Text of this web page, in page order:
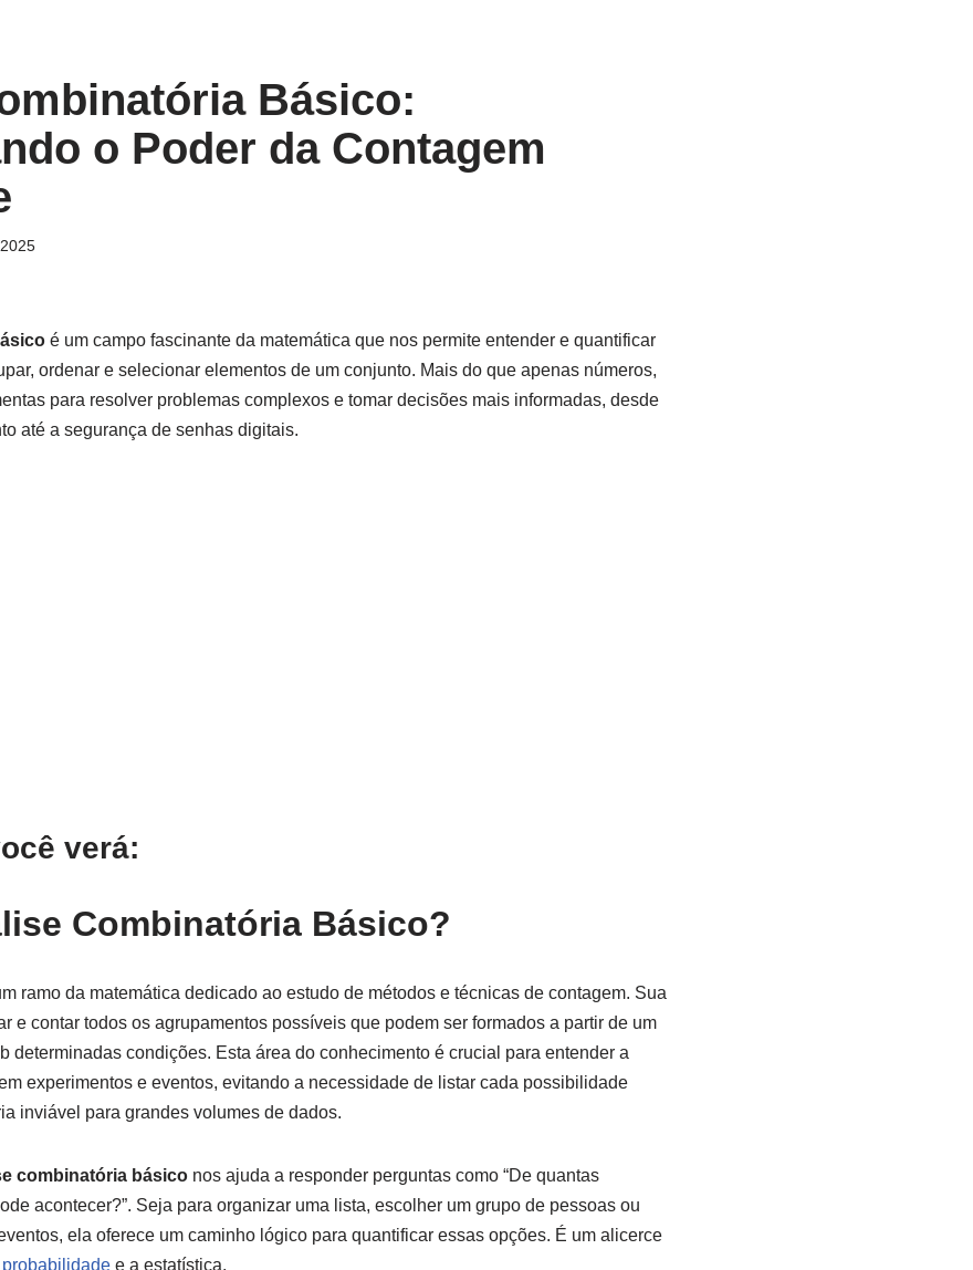
Básico:
o Poder da Contagem
é um campo fascinante da matemática que nos permite entender e quantificar
ordenar e selecionar elementos de um conjunto. Mais do que apenas números,
para resolver problemas complexos e tomar decisões mais informadas, desde
até a segurança de senhas digitais.
verá:
Combinatória Básico?
ramo da matemática dedicado ao estudo de métodos e técnicas de contagem. Sua
e contar todos os agrupamentos possíveis que podem ser formados a partir de um
determinadas condições. Esta área do conhecimento é crucial para entender a
experimentos e eventos, evitando a necessidade de listar cada possibilidade
inviável para grandes volumes de dados.
combinatória básiconos ajuda a responder perguntas como “De quantas
acontecer?”. Seja para organizar uma lista, escolher um grupo de pessoas ou
ela oferece um caminho lógico para quantificar essas opções. É um alicerce
probabilidadee a estatística.